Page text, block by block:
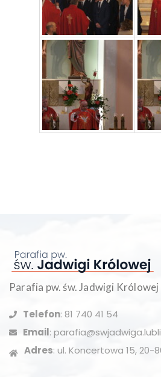
Parafia pw. św. Jadwigi Królowej
Telefon: 81 740 41 54
Email:
Adres: ul. Koncertowa 15, 20-